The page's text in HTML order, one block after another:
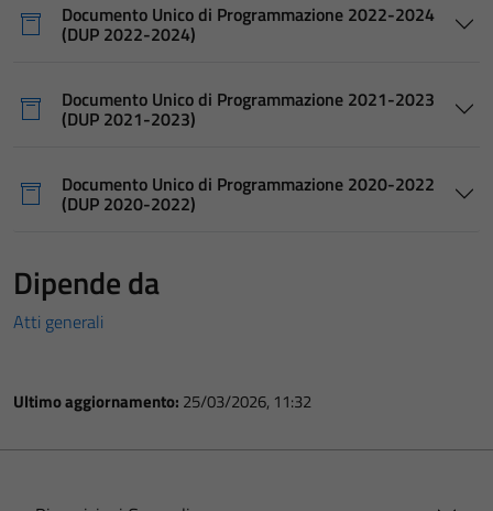
Documento Unico di Programmazione 2022-2024
(DUP 2022-2024)
Documento Unico di Programmazione 2021-2023
(DUP 2021-2023)
Documento Unico di Programmazione 2020-2022
(DUP 2020-2022)
Dipende da
Atti generali
Ultimo aggiornamento: 25/03/2026, 11:32